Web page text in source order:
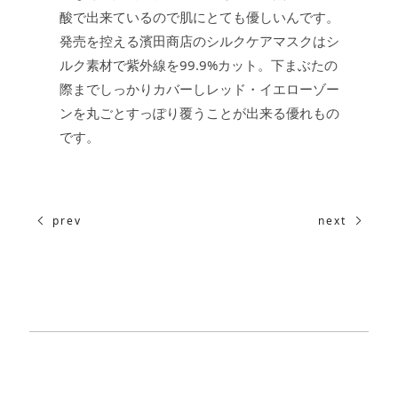
酸で出来ているので肌にとても優しいんです。
発売を控える濱田商店のシルクケアマスクはシ
ルク素材で紫外線を99.9%カット。下まぶたの
際までしっかりカバーしレッド・イエローゾー
ンを丸ごとすっぽり覆うことが出来る優れもの
です。
prev next